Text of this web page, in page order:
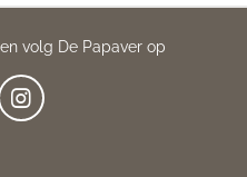
volg De Papaver op
I
N